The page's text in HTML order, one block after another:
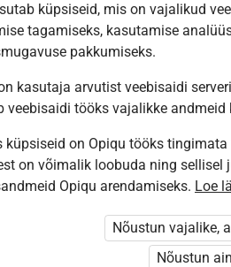
Leiti 2 vastet
Minu väike
kallis
Eesti
Pärimusmuusika
Keskus MTÜ
Eesti
Pärimus­
muusika
Keskuse
küpsiseid, mis on vajalikud
tagamiseks, kasutamise
pakkumiseks.
kasutaja arvutist veebisaidi
veebisaidi tööks vajalikke
küpsiseid on Opiqu tööks
on võimalik loobuda ning sellisel
Opiqu arendamiseks. Loe
Nõustun vajalike,
Nõustun